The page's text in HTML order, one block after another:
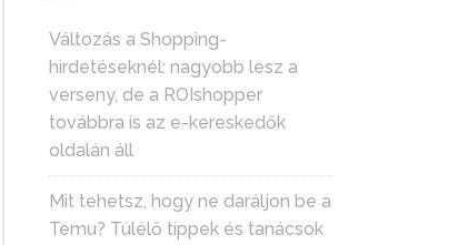
Változás a Shopping-
hirdetéseknél: nagyobb lesz a
verseny, de a ROIshopper
továbbra is az e-kereskedők
oldalán áll
Mit tehetsz, hogy ne daráljon be a
Temu? Túlélő tippek és tanácsok